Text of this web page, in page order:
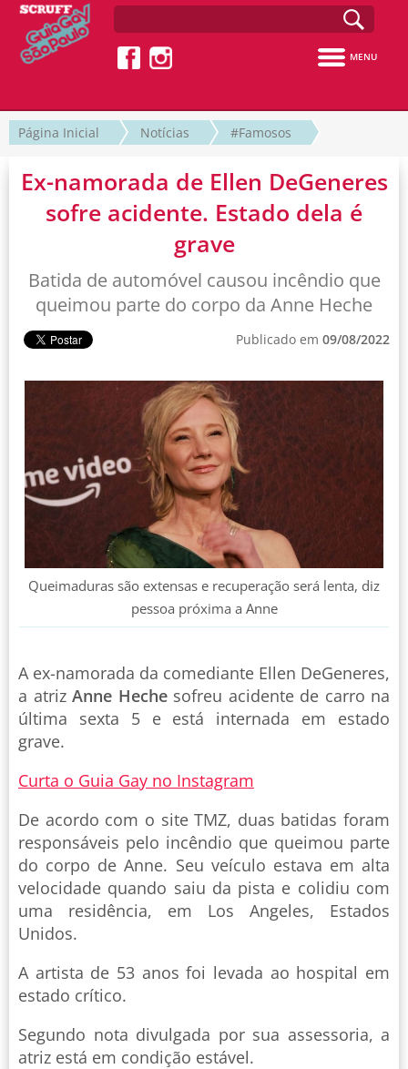
MENU
Página Inicial Notícias #Famosos
Ex-namorada de Ellen DeGeneres
sofre acidente. Estado dela é
grave
Batida de automóvel causou incêndio que
queimou parte do corpo da Anne Heche
Publicado em 09/08/2022
Queimaduras são extensas e recuperação será lenta, diz
pessoa próxima a Anne
A ex-namorada da comediante Ellen DeGeneres,
a atriz Anne Hechesofreu acidente de carro na
última sexta 5 e está internada em estado
grave.
Curta o Guia Gay no Instagram
De acordo com o site TMZ, duas batidas foram
responsáveis pelo incêndio que queimou parte
do corpo de Anne. Seu veículo estava em alta
velocidade quando saiu da pista e colidiu com
uma residência, em Los Angeles, Estados
Unidos.
A artista de 53 anos foi levada ao hospital em
estado crítico.
Segundo nota divulgada por sua assessoria, a
atriz está em condição estável.